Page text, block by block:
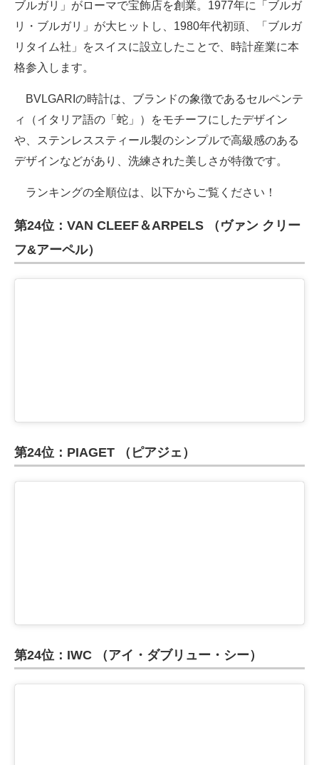
ブルガリ」がローマで宝飾店を創業。1977年に「ブルガ
リ・ブルガリ」が大ヒットし、1980年代初頭、「ブルガ
リタイム社」をスイスに設立したことで、時計産業に本
格参入します。
BVLGARIの時計は、ブランドの象徴であるセルペンテ
ィ（イタリア語の「蛇」）をモチーフにしたデザイン
や、ステンレススティール製のシンプルで高級感のある
デザインなどがあり、洗練された美しさが特徴です。
ランキングの全順位は、以下からご覧ください！
第24位：VAN CLEEF＆ARPELS （ヴァン クリー
フ&アーペル）
第24位：PIAGET （ピアジェ）
第24位：IWC （アイ・ダブリュー・シー）